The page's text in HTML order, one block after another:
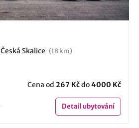
Česká Skalice (18 km)
Cena od 267 Kčdo4000 Kč
Detailubytování